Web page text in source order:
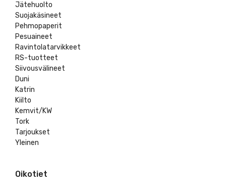
Jätehuolto
Suojakäsineet
Pehmopaperit
Pesuaineet
Ravintolatarvikkeet
RS-tuotteet
Siivousvälineet
Duni
Katrin
Kiilto
Kemvit/KW
Tork
Tarjoukset
Yleinen
Oikotiet